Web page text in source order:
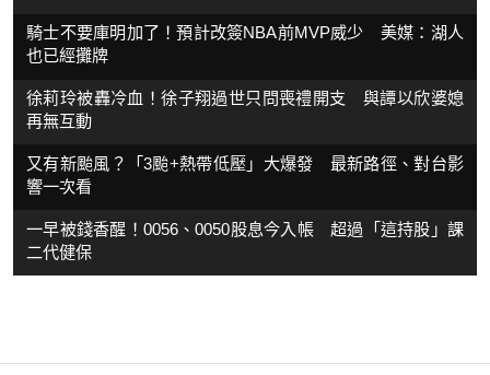
騎士不要庫明加了！預計改簽NBA前MVP威少 美媒：湖人
也已經攤牌
徐莉玲被轟冷血！徐子翔過世只問喪禮開支 與譚以欣婆媳
再無互動
又有新颱風？「3颱+熱帶低壓」大爆發 最新路徑、對台影
響一次看
一早被錢香醒！0056、0050股息今入帳 超過「這持股」課
二代健保